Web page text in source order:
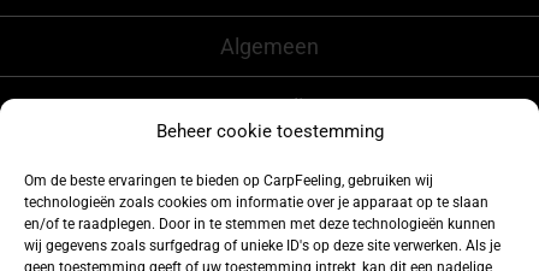
Beheer cookie toestemming
Om de beste ervaringen te bieden op CarpFeeling, gebruiken wij
technologieën zoals cookies om informatie over je apparaat op te slaan
en/of te raadplegen. Door in te stemmen met deze technologieën kunnen
wij gegevens zoals surfgedrag of unieke ID's op deze site verwerken. Als je
Algemeen
CarpFeeling
Volg ons ook op